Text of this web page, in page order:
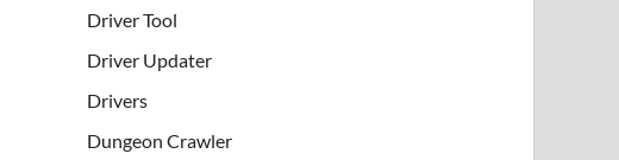
Driver Tool
Driver Updater
Drivers
Dungeon Crawler